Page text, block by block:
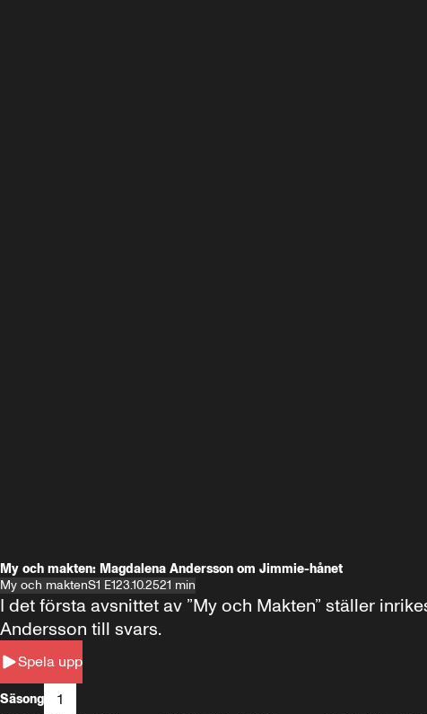
My och makten: Magdalena Andersson om Jimmie-hånet
My och maktenS1 E123.10.2521 min
Spela upp
I det första avsnittet av ”My och Makten” ställer
Andersson till svars.
Säsong 1